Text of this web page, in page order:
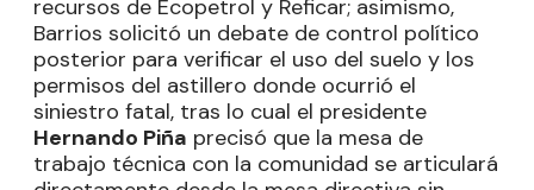
recursos de Ecopetrol y Reficar; asimismo,
Barrios solicitó un debate de control político
posterior para verificar el uso del suelo y los
permisos del astillero donde ocurrió el
siniestro fatal, tras lo cual el presidente
Hernando Piña precisó que la mesa de
trabajo técnica con la comunidad se articulará